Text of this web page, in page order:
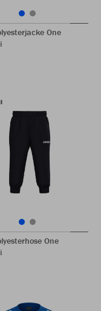
One
One